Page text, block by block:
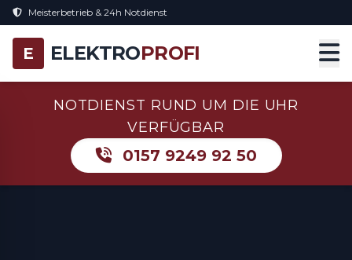
Meisterbetrieb & 24h Notdienst
E ELEKTROPROFI
NOTDIENST RUND UM DIE UHR
VERFÜGBAR
0157 9249 92 50